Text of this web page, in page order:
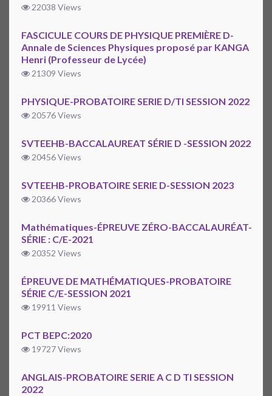
22038 Views
FASCICULE COURS DE PHYSIQUE PREMIÈRE D-
Annale de Sciences Physiques proposé par KANGA
Henri (Professeur de Lycée)
21309 Views
PHYSIQUE-PROBATOIRE SERIE D/TI SESSION 2022
20576 Views
SVTEEHB-BACCALAUREAT SÉRIE D -SESSION 2022
20456 Views
SVTEEHB-PROBATOIRE SERIE D-SESSION 2023
20366 Views
Mathématiques-ÉPREUVE ZÉRO-BACCALAURÉAT-
SÉRIE : C/E-2021
20352 Views
ÉPREUVE DE MATHÉMATIQUES-PROBATOIRE
SÉRIE C/E-SESSION 2021
19911 Views
PCT BEPC:2020
19727 Views
ANGLAIS-PROBATOIRE SERIE A C D TI SESSION
2022